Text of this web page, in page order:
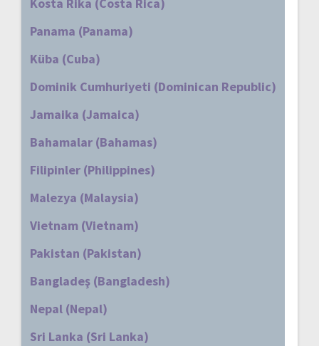
Kosta Rika (Costa Rica)
Panama (Panama)
Küba (Cuba)
Dominik Cumhuriyeti (Dominican Republic)
Jamaika (Jamaica)
Bahamalar (Bahamas)
Filipinler (Philippines)
Malezya (Malaysia)
Vietnam (Vietnam)
Pakistan (Pakistan)
Bangladeş (Bangladesh)
Nepal (Nepal)
Sri Lanka (Sri Lanka)